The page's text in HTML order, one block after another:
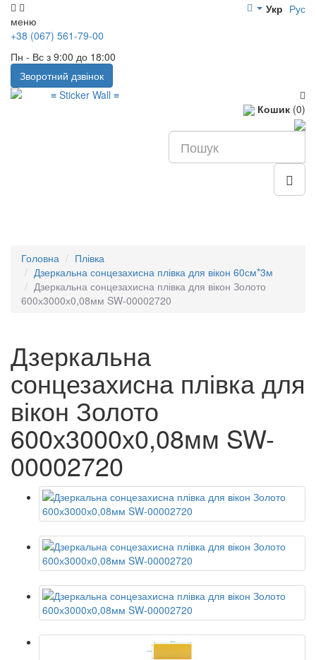
меню
Укр Рус
+38 (067) 561-79-00
Пн - Вс з 9:00 до 18:00
Зворотний дзвінок
Кошик (0)
Головна
Плівка
Дзеркальна сонцезахисна плівка для вікон 60см*3м
Дзеркальна сонцезахисна плівка для вікон Золото
600х3000х0,08мм SW-00002720
Дзеркальна
сонцезахисна плівка для
вікон Золото
600х3000х0,08мм SW-
00002720